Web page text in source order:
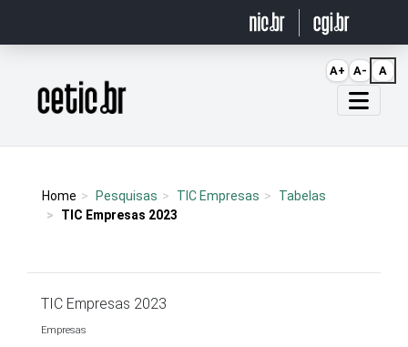
Página inicial
Home Pesquisas TIC Empresas
Tabelas
TIC Empresas 2023
TIC Empresas 2023
Empresas
A+ A- A